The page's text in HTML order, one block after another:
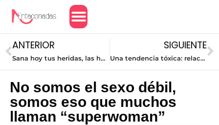
ANTERIOR
Sana hoy tus heridas, las heridas del alma
SIGUIENTE
Una tendencia tóxica: relaciones intermitentes
No somos el sexo débil,
somos eso que muchos
llaman “superwoman”